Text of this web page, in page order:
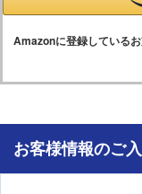
Amazonに登録している
お客様情報のご